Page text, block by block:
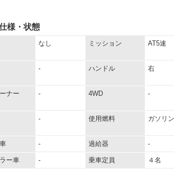
様・状態
なし ミッション AT5速
- ハンドル 右
ナー - 4WD -
- 使用燃料 ガソリン
- 過給器 -
ー車 - 乗車定員 ４名